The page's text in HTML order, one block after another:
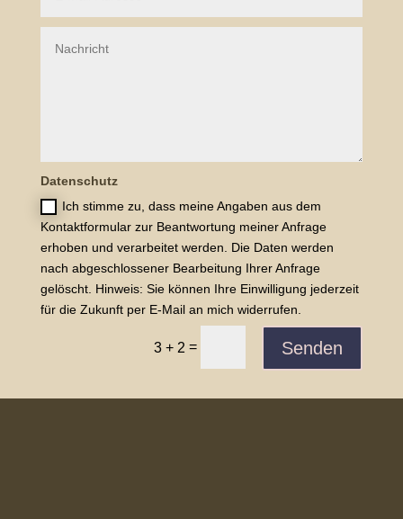
Datenschutz
Ich stimme zu, dass meine Angaben aus dem
Kontaktformular zur Beantwortung meiner Anfrage
erhoben und verarbeitet werden. Die Daten werden
nach abgeschlossener Bearbeitung Ihrer Anfrage
gelöscht. Hinweis: Sie können Ihre Einwilligung jederzeit
für die Zukunft per E-Mail an mich widerrufen.
3 + 2 = Senden